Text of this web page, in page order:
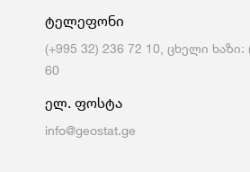
ტელეფონი
(+995 32) 236 72 10, ცხელი ხაზი:
60
ელ. ფოსტა
info@geostat.ge